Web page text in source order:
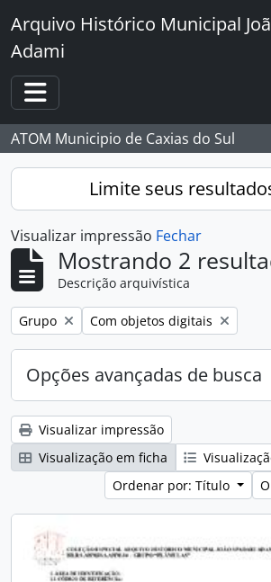
Skip to main content
Arquivo Histórico Municipal
Adami
Toggle navigation
ATOM Municipio de Caxias do Sul
Limite seus
Visualizar impressão Fechar
Mostrando 2
Descrição arquivística
Remover filtro:
Grupo Remover filtro:
Com objetos digitais
Opções avançadas de busca
Visualizar impressão
Visualização em ficha
Ordenar por: Título